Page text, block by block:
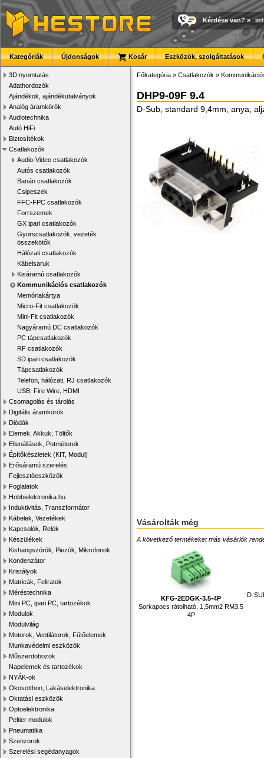
Kérdése van? »
Kategóriák Újdonságok Kosár Eszközök, szolgáltatások
3D nyomtatás
Adathordozók
Ajándékok, ajándékutalványok
Analóg áramkörök
Audiotechnika
Autó HiFi
Biztosítékok
Csatlakozók
Audio-Video csatlakozók
Autós csatlakozók
Banán csatlakozók
Csipeszek
FFC-FPC csatlakozók
Forrszemek
GX ipari csatlakozók
Gyorscsatlakozók, vezeték
összekötők
Hálózati csatlakozók
Kábelsaruk
Kisáramú csatlakozók
Kommunikációs csatlakozók
Memóriakártya
Micro-Fit csatlakozók
Mini-Fit csatlakozók
Nagyáramú DC csatlakozók
PC tápcsatlakozók
RF csatlakozók
SD ipari csatlakozók
Tápcsatlakozók
Telefon, hálózati, RJ csatlakozók
USB, Fire Wire, HDMI
Csomagolás és tárolás
Digitális áramkörök
Diódák
Elemek, Akkuk, Töltők
Ellenállások, Potméterek
Építőkészletek (KIT, Modul)
Erősáramú szerelés
Fejlesztőeszközök
Foglalatok
Hobbielektronika.hu
Induktivitás, Transzformátor
Kábelek, Vezetékek
Kapcsolók, Relék
Készülékek
Kishangszórók, Piezók, Mikrofonok
Kondenzátor
Kristályok
Matricák, Feliratok
Méréstechnika
Mini PC, ipari PC, tartozékok
Modulok
Modulvilág
Motorok, Ventilátorok, Fűtőelemek
Munkavédelmi eszközök
Műszerdobozok
Napelemek és tartozékok
NYÁK-ok
Okosotthon, Lakáselektronika
Oktatási eszközök
Optoelektronika
Peltier modulok
Pneumatika
Szenzorok
Szerelési segédanyagok
Főkategória » Csatlakozók »
DHP9-09F 9.4
D-Sub, standard 9,4mm, anya,
Vásárolták még
A következő termékeket más vásárlók
KFG-2EDGK-3.5-4P
Sorkapocs rátolható, 1,5mm2 RM3.5
4P
D-